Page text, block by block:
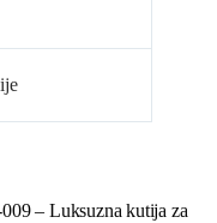
– Luksuzna kutija za